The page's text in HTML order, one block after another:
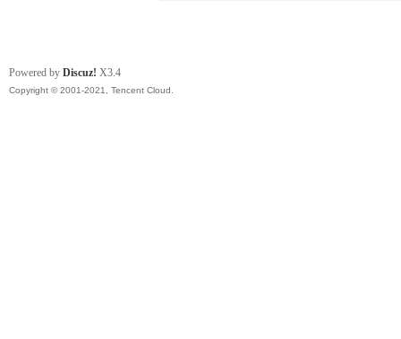
Powered by Discuz! X3.4
Copyright © 2001-2021, Tencent Cloud.